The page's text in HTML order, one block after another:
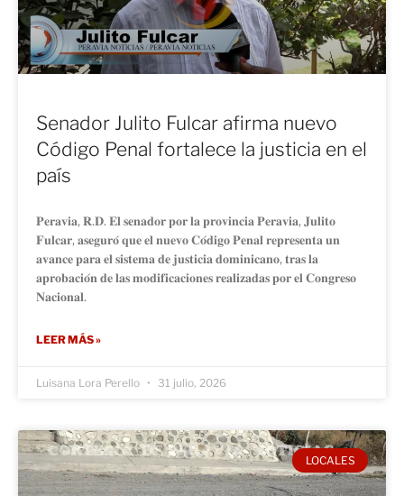
Senador Julito Fulcar afirma nuevo
Código Penal fortalece la justicia en el
país
𝐏𝐞𝐫𝐚𝐯𝐢𝐚, 𝐑.𝐃. 𝐄𝐥 𝐬𝐞𝐧𝐚𝐝𝐨𝐫 𝐩𝐨𝐫 𝐥𝐚 𝐩𝐫𝐨𝐯𝐢𝐧𝐜𝐢𝐚 𝐏𝐞𝐫𝐚𝐯𝐢𝐚, 𝐉𝐮𝐥𝐢𝐭𝐨
𝐅𝐮𝐥𝐜𝐚𝐫, 𝐚𝐬𝐞𝐠𝐮𝐫𝐨́ 𝐪𝐮𝐞 𝐞𝐥 𝐧𝐮𝐞𝐯𝐨 𝐂𝐨́𝐝𝐢𝐠𝐨 𝐏𝐞𝐧𝐚𝐥 𝐫𝐞𝐩𝐫𝐞𝐬𝐞𝐧𝐭𝐚 𝐮𝐧
𝐚𝐯𝐚𝐧𝐜𝐞 𝐩𝐚𝐫𝐚 𝐞𝐥 𝐬𝐢𝐬𝐭𝐞𝐦𝐚 𝐝𝐞 𝐣𝐮𝐬𝐭𝐢𝐜𝐢𝐚 𝐝𝐨𝐦𝐢𝐧𝐢𝐜𝐚𝐧𝐨, 𝐭𝐫𝐚𝐬 𝐥𝐚
𝐚𝐩𝐫𝐨𝐛𝐚𝐜𝐢𝐨́𝐧 𝐝𝐞 𝐥𝐚𝐬 𝐦𝐨𝐝𝐢𝐟𝐢𝐜𝐚𝐜𝐢𝐨𝐧𝐞𝐬 𝐫𝐞𝐚𝐥𝐢𝐳𝐚𝐝𝐚𝐬 𝐩𝐨𝐫 𝐞𝐥 𝐂𝐨𝐧𝐠𝐫𝐞𝐬𝐨
𝐍𝐚𝐜𝐢𝐨𝐧𝐚𝐥.
LEER MÁS »
Luisana Lora Perello 31 julio, 2026
LOCALES